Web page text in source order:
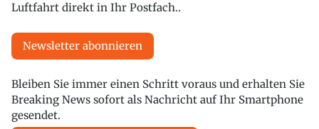
Luftfahrt direkt in Ihr Postfach..
Newsletter abonnieren
Bleiben Sie immer einen Schritt voraus und erhalten Sie
Breaking News sofort als Nachricht auf Ihr Smartphone
gesendet.